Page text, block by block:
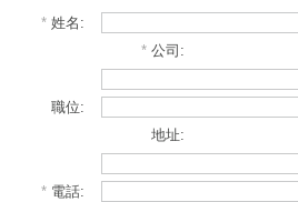
* 姓名:
* 公司:
職位:
地址:
* 電話: